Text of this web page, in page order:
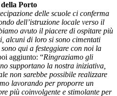
Porto
delle scuole ci conferma
dell’istruzione locale verso il
avuto il piacere di ospitare più
alcuni di loro si sono cimentati
qui a festeggiare con noi la
aggiunto: “Ringraziamo gli
supportano la nostra iniziativa,
non sarebbe possibile realizzare
lavorando per proporre un
più coinvolgente e stimolante per